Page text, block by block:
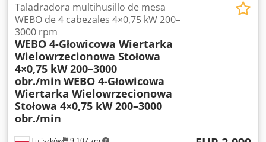
Taladradora multihusillo de mesa
WEBO de 4 cabezales 4×0,75 kW 200–
3000 rpm
WEBO 4-Głowicowa Wiertarka
Wielowrzecionowa Stołowa
4×0,75 kW 200–3000
obr./min WEBO 4-Głowicowa
Wiertarka Wielowrzecionowa
Stołowa 4×0,75 kW 200–3000
obr./min